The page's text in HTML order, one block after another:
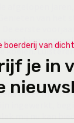
afgelopen
van het
eerste
nog
de
meer
ingewerkt,
mij nu kan
boerderij van
je in